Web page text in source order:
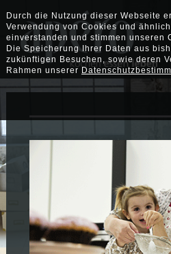
Durch die Nutzung dieser Webseite
Verwendung von Cookies und
einverstanden und stimmen unseren
Die Speicherung Ihrer Daten aus
zukünftigen Besuchen, sowie deren
Rahmen unserer